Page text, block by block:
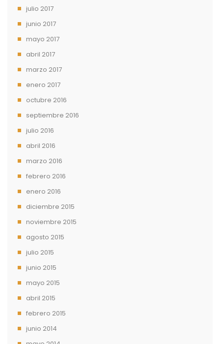
julio 2017
junio 2017
mayo 2017
abril 2017
marzo 2017
enero 2017
octubre 2016
septiembre 2016
julio 2016
abril 2016
marzo 2016
febrero 2016
enero 2016
diciembre 2015
noviembre 2015
agosto 2015
julio 2015
junio 2015
mayo 2015
abril 2015
febrero 2015
junio 2014